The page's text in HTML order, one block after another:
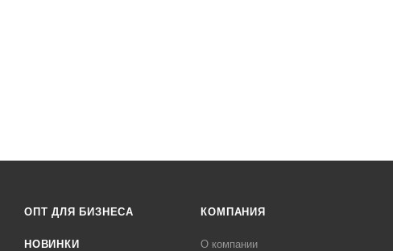
ОПТ ДЛЯ БИЗНЕСА
НОВИНКИ
КОМПАНИЯ
О компании